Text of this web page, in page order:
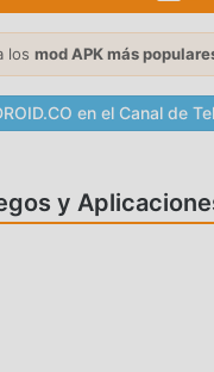
es su mejor
que también
que puedes
esperando,
juego de card , su
lo que puedes
los mod APK más
en el Canal de
y